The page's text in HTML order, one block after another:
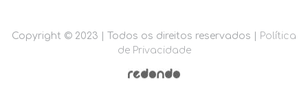
Copyright © 2023 | Todos os direitos reservados |
Política
de Privacidade